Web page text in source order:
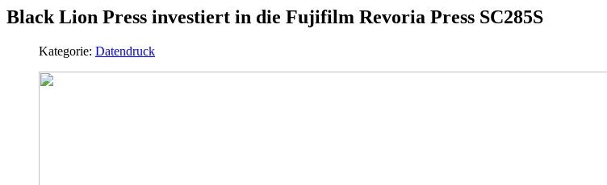
Black Lion Press investiert in die Fujifilm Revoria Press SC285S
Kategorie: Datendruck